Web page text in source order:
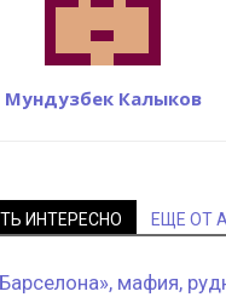
Мундузбек Калыков
ИНТЕРЕСНО ЕЩЕ ОТ
мафия,